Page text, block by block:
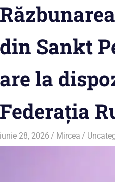
din Sankt
are la
Federația
iunie 28, 2026 Mircea